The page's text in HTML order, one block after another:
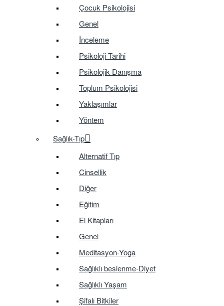
Çocuk Psikolojisi
Genel
İnceleme
Psikoloji Tarihi
Psikolojik Danışma
Toplum Psikolojisi
Yaklaşımlar
Yöntem
Sağlık-Tıp
Alternatif Tıp
Cinsellik
Diğer
Eğitim
El Kitapları
Genel
Meditasyon-Yoga
Sağlıklı beslenme-Diyet
Sağlıklı Yaşam
Şifalı Bitkiler